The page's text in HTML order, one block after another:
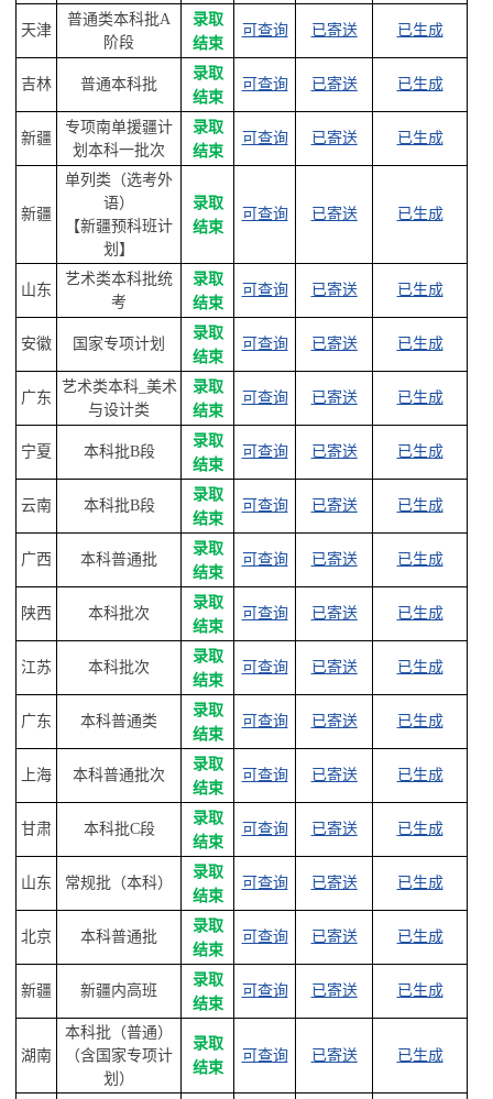
天津
普通类本科批A
阶段
录取
结束
可查询 已寄送 已生成
吉林 普通本科批
录取
结束
可查询 已寄送 已生成
新疆
专项南单援疆计
划本科一批次
录取
结束
可查询 已寄送 已生成
新疆
单列类（选考外
语）
【新疆预科班计
划】
录取
结束
可查询 已寄送 已生成
山东
艺术类本科批统
考
录取
结束
可查询 已寄送 已生成
安徽 国家专项计划
录取
结束
可查询 已寄送 已生成
广东
艺术类本科_美术
与设计类
录取
结束
可查询 已寄送 已生成
宁夏 本科批B段
录取
结束
可查询 已寄送 已生成
云南 本科批B段
录取
结束
可查询 已寄送 已生成
广西 本科普通批
录取
结束
可查询 已寄送 已生成
陕西 本科批次
录取
结束
可查询 已寄送 已生成
江苏 本科批次
录取
结束
可查询 已寄送 已生成
广东 本科普通类
录取
结束
可查询 已寄送 已生成
上海 本科普通批次
录取
结束
可查询 已寄送 已生成
甘肃 本科批C段
录取
结束
可查询 已寄送 已生成
山东 常规批（本科）
录取
结束
可查询 已寄送 已生成
北京 本科普通批
录取
结束
可查询 已寄送 已生成
新疆 新疆内高班
录取
结束
可查询 已寄送 已生成
湖南
本科批（普通）
（含国家专项计
划）
录取
结束
可查询 已寄送 已生成